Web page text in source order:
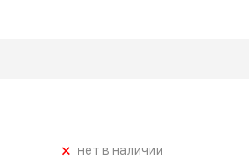
+нет в наличии